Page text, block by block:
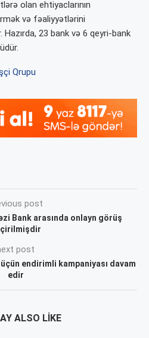
olan ehtiyaclarının
və fəaliyyətlərini
23 bank və 6 qeyri-bank
Qrupu
post
Bank arasında onlayn görüş
post
endirimli kampaniyası davam
edir
ALSO LIKE